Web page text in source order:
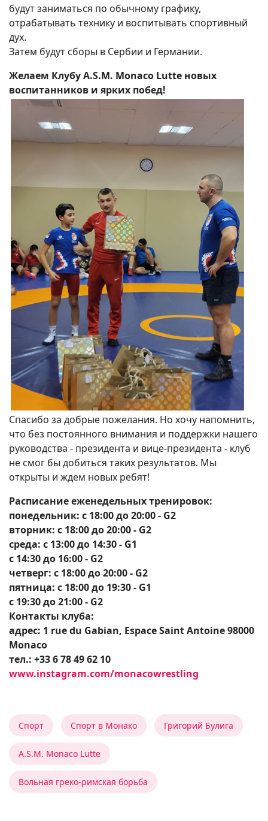
будут заниматься по обычному графику,
отрабатывать технику и воспитывать спортивный
дух.
Затем будут сборы в Сербии и Германии.
Желаем Клубу A.S.M. Monaco Lutte новых
воспитанников и ярких побед!
Спасибо за добрые пожелания. Но хочу напомнить,
что без постоянного внимания и поддержки нашего
руководства - президента и вице-президента - клуб
не смог бы добиться таких результатов. Мы
открыты и ждем новых ребят!
Расписание еженедельных тренировок:
понедельник: с 18:00 до 20:00 - G2
вторник: с 18:00 до 20:00 - G2
среда: с 13:00 до 14:30 - G1
с 14:30 до 16:00 - G2
четверг: с 18:00 до 20:00 - G2
пятница: с 18:00 до 19:30 - G1
с 19:30 до 21:00 - G2
Контакты клуба:
адрес: 1 rue du Gabian, Espace Saint Antoine 98000
Monaco
тел.: +33 6 78 49 62 10
www.instagram.com/monacowrestling
Спорт Спорт в Монако Григорий Булига
A.S.M. Monaco Lutte
Вольная греко-римская борьба